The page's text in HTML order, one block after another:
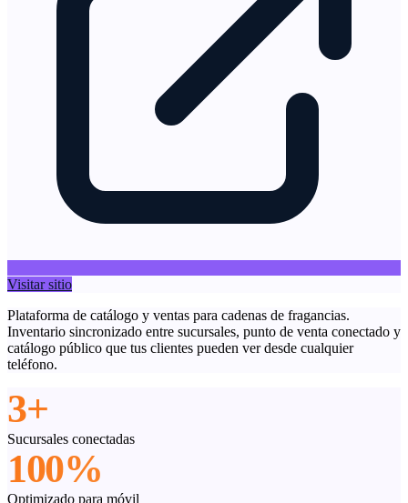
Visitar sitio
Plataforma de catálogo y ventas para cadenas de fragancias.
Inventario sincronizado entre sucursales, punto de venta conectado y
catálogo público que tus clientes pueden ver desde cualquier
teléfono.
3+
Sucursales conectadas
100%
Optimizado para móvil